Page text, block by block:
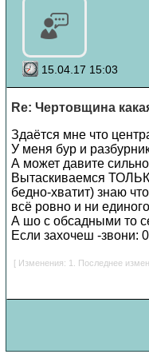
15.04.17 15:03
Re: Чертовщина
Здаётся мне что
У меня бур и
А может давите
Вытаскиваемся
бедно-хватит) знаю
всё ровно и ни
А шо с обсадными то
Если захочеш -звони:
[ Изменения: 1. Последнее